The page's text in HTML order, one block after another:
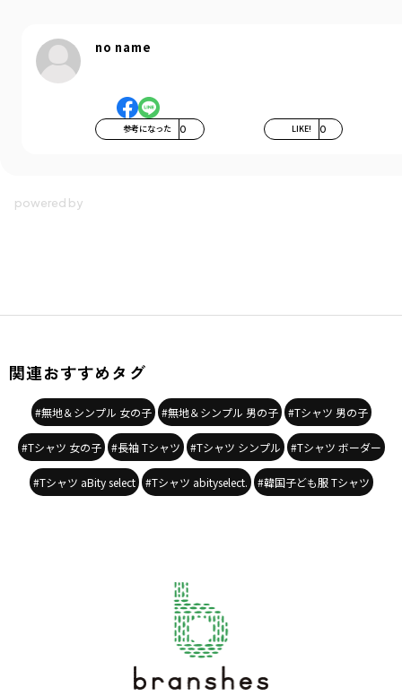
no name
参考になった 0 LIKE! 0
関連おすすめタグ
#無地＆シンプル 女の子 #無地＆シンプル 男の子 #Tシャツ 男の子
#Tシャツ 女の子 #長袖 Tシャツ #Tシャツ シンプル #Tシャツ ボーダー
#Tシャツ aBity select #Tシャツ abityselect. #韓国子ども服 Tシャツ